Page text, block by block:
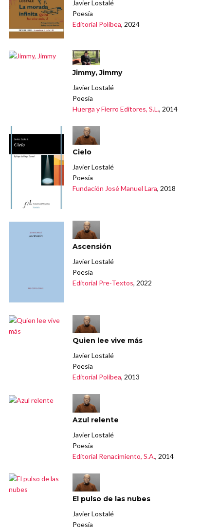
Javier Lostalé
Poesía
Editorial Polibea, 2024
Jimmy, Jimmy
Javier Lostalé
Poesía
Huerga y Fierro Editores, S.L., 2014
Cielo
Javier Lostalé
Poesía
Fundación José Manuel Lara, 2018
Ascensión
Javier Lostalé
Poesía
Editorial Pre-Textos, 2022
Quien lee vive más
Javier Lostalé
Poesía
Editorial Polibea, 2013
Azul relente
Javier Lostalé
Poesía
Editorial Renacimiento, S.A., 2014
El pulso de las nubes
Javier Lostalé
Poesía